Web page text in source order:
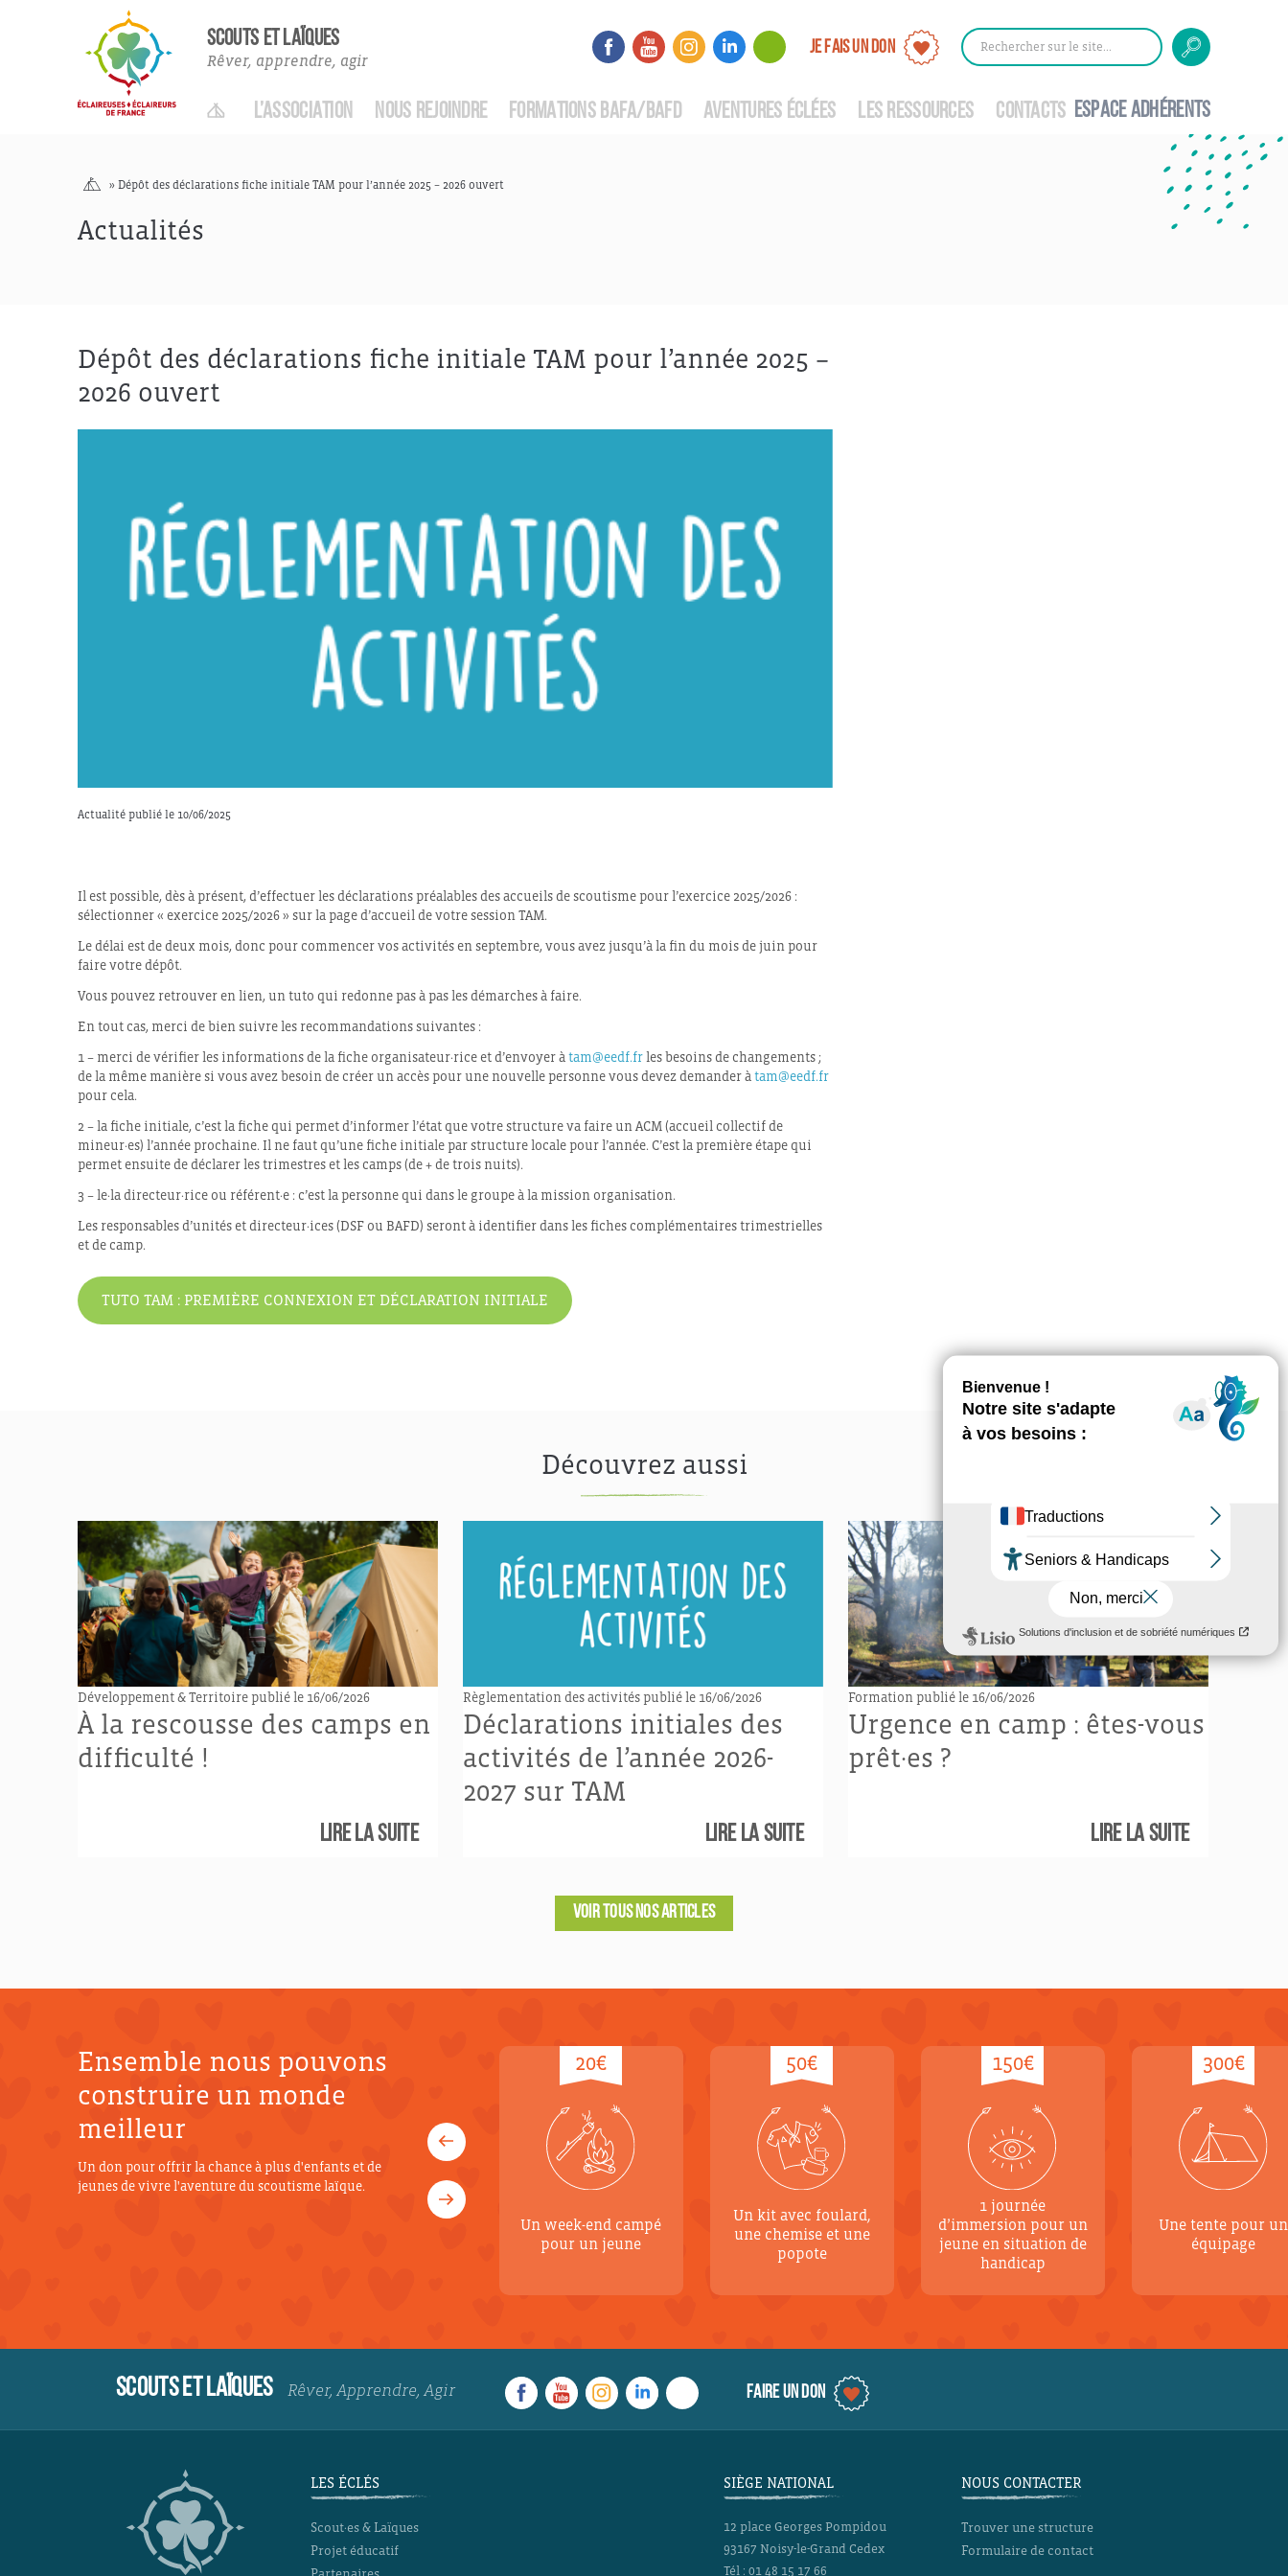
SCOUTS ET LAÏQUES
Rêver, apprendre, agir
ACCUEIL
L’ASSOCIATION NOUS REJOINDRE FORMATIONS BAFA/BAFD AVENTURES ÉCLÉES LES RESSOURCES CONTACTS
JE FAIS UN DON
ESPACE ADHÉRENTS
Rechercher
site
Rechercher
Accueil
» Dépôt des déclarations fiche initiale TAM pour l’année 2025 – 2026 ouvert
Actualités
Dépôt des déclarations fiche initiale TAM pour l’année 2025 –
2026 ouvert
Actualités Adhérent·es
Actualité publié le 10/06/2025
Il est possible, dès à présent, d’effectuer les déclarations préalables des accueils de scoutisme pour l’exercice 2025/2026 :
sélectionner « exercice 2025/2026 » sur la page d’accueil de votre session TAM.
Le délai est de deux mois, donc pour commencer vos activités en septembre, vous avez jusqu’à la fin du mois de juin pour
faire votre dépôt.
Vous pouvez retrouver en lien, un tuto qui redonne pas à pas les démarches à faire.
En tout cas, merci de bien suivre les recommandations suivantes :
1 – merci de vérifier les informations de la fiche organisateur·rice et d’envoyer à tam@eedf.frles besoins de changements ;
de la même manière si vous avez besoin de créer un accès pour une nouvelle personne vous devez demander à tam@eedf.fr
pour cela.
2 – la fiche initiale, c’est la fiche qui permet d’informer l’état que votre structure va faire un ACM (accueil collectif de
mineur·es) l’année prochaine. Il ne faut qu’une fiche initiale par structure locale pour l’année. C’est la première étape qui
permet ensuite de déclarer les trimestres et les camps (de + de trois nuits).
3 – le·la directeur·rice ou référent·e : c’est la personne qui dans le groupe à la mission organisation.
Les responsables d’unités et directeur·ices (DSF ou BAFD) seront à identifier dans les fiches complémentaires trimestrielles
et de camp.
TUTO TAM : PREMIÈRE CONNEXION ET DÉCLARATION INITIALE
Découvrez aussi
Développement & Territoirepublié le 16/06/2026
À la rescousse des camps en
difficulté !
Lire la suite
Règlementation des activitéspublié le 16/06/2026
Déclarations initiales des
activités de l’année 2026-
2027 sur TAM
Lire la suite
Formation publié le 16/06/2026
Urgence en camp : êtes-vous
prêt·es ?
Lire la suite
VOIR TOUS NOS ARTICLES
Ensemble nous pouvons
construire un monde
meilleur
Un don pour offrir la chance à plus d'enfants et de
jeunes de vivre l'aventure du scoutisme laïque.
20€
Un week-end campé
pour un jeune
50€
Un kit avec foulard,
une chemise et une
popote
150€
1 journée
d’immersion pour un
jeune en situation de
handicap
300€
Une tente pour un
équipage
SCOUTS ET LAÏQUES Rêver, Apprendre, Agir FAIRE UN DON
LES ÉCLÉS
Scout·es & Laïques
Projet éducatif
SIÈGE NATIONAL
12 place Georges Pompidou
93167 Noisy-le-Grand Cedex
Tél : 01 48 15 17 66
NOUS CONTACTER
Trouver une structure
Formulaire de contact